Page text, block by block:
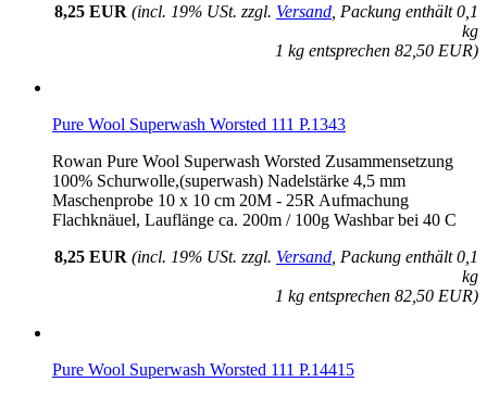
8,25 EUR (incl. 19% USt. zzgl. Versand , Packung enthält 0,1
kg
1 kg entsprechen 82,50 EUR)
Pure Wool Superwash Worsted 111 P.1343
Rowan Pure Wool Superwash Worsted Zusammensetzung
100% Schurwolle,(superwash) Nadelstärke 4,5 mm
Maschenprobe 10 x 10 cm 20M - 25R Aufmachung
Flachknäuel, Lauflänge ca. 200m / 100g Washbar bei 40 C
8,25 EUR (incl. 19% USt. zzgl. Versand , Packung enthält 0,1
kg
1 kg entsprechen 82,50 EUR)
Pure Wool Superwash Worsted 111 P.14415